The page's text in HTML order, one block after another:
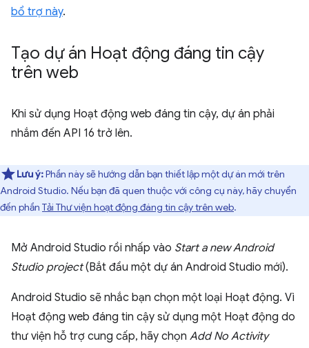
bổ trợ này.
Tạo dự án Hoạt động đáng tin cậy
trên web
Khi sử dụng Hoạt động web đáng tin cậy, dự án phải
nhắm đến API 16 trở lên.
Lưu ý:Phần này sẽ hướng dẫn bạn thiết lập một dự án mới trên
Android Studio. Nếu bạn đã quen thuộc với công cụ này, hãy chuyển
đến phần Tải Thư viện hoạt động đáng tin cậy trên web.
Mở Android Studio rồi nhấp vào Start a new Android
Studio project(Bắt đầu một dự án Android Studio mới).
Android Studio sẽ nhắc bạn chọn một loại Hoạt động. Vì
Hoạt động web đáng tin cậy sử dụng một Hoạt động do
thư viện hỗ trợ cung cấp, hãy chọn Add No Activity